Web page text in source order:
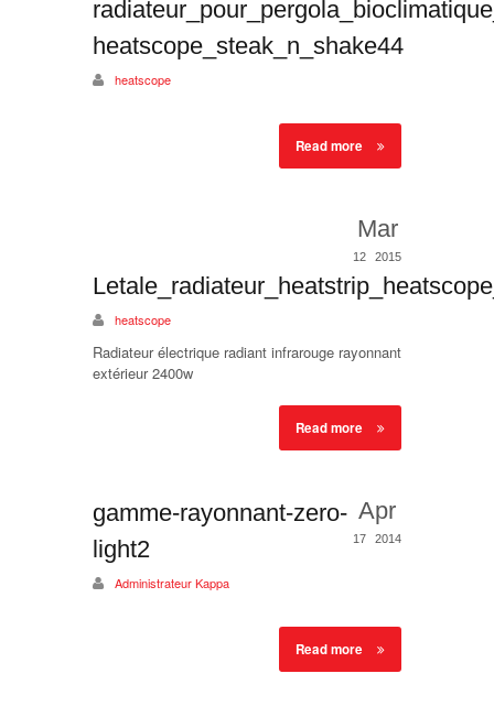
heatscope_steak_n_shake44
heatscope
Read more
Mar
12 2015
heatscope
Radiateur électrique radiant infrarouge rayonnant
extérieur 2400w
Read more
Apr
17 2014
gamme-rayonnant-zero-
light2
Administrateur Kappa
Read more